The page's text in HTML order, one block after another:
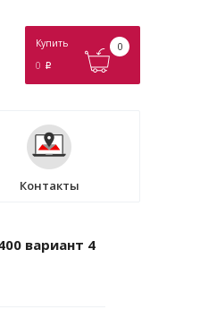
Купить
0 p
0
Контакты
вариант 4